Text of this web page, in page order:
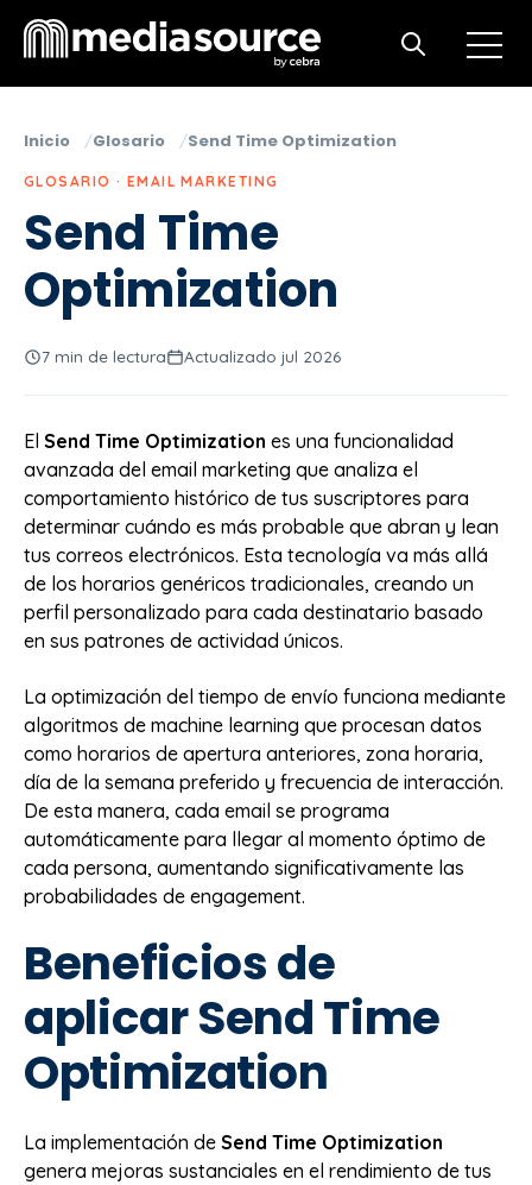
Open
Open search
Inicio Glosario Send Time Optimization
GLOSARIO · EMAIL MARKETING
Send Time
Optimization
7 min de lectura Actualizado jul 2026
El Send Time Optimization es una funcionalidad
avanzada del email marketing que analiza el
comportamiento histórico de tus suscriptores para
determinar cuándo es más probable que abran y lean
tus correos electrónicos. Esta tecnología va más allá
de los horarios genéricos tradicionales, creando un
perfil personalizado para cada destinatario basado
en sus patrones de actividad únicos.
La optimización del tiempo de envío funciona mediante
algoritmos de machine learning que procesan datos
como horarios de apertura anteriores, zona horaria,
día de la semana preferido y frecuencia de interacción.
De esta manera, cada email se programa
automáticamente para llegar al momento óptimo de
cada persona, aumentando significativamente las
probabilidades de engagement.
Beneficios de
aplicar Send Time
Optimization
La implementación de Send Time Optimization
genera mejoras sustanciales en el rendimiento de tus